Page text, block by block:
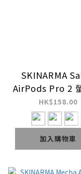
SKINARMA
AirPods Pro 2
摔藍牙耳機保護
鋅合金掛扣)
HK$158.00
加入購物車